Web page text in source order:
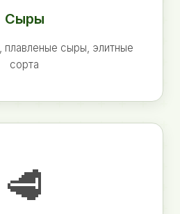
Сыры
плавленые сыры, элитные
сорта
🥩